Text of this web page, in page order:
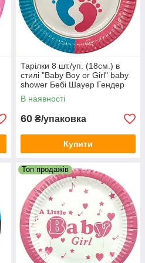
Тарілки 8 шт./уп. (18см.) в
стилі "Baby Boy or Girl" baby
shower Бебі Шауер Гендер
паті - хлопчик чи дівчинка
В наявності
60 ₴/упаковка
Купити
Топ продажів